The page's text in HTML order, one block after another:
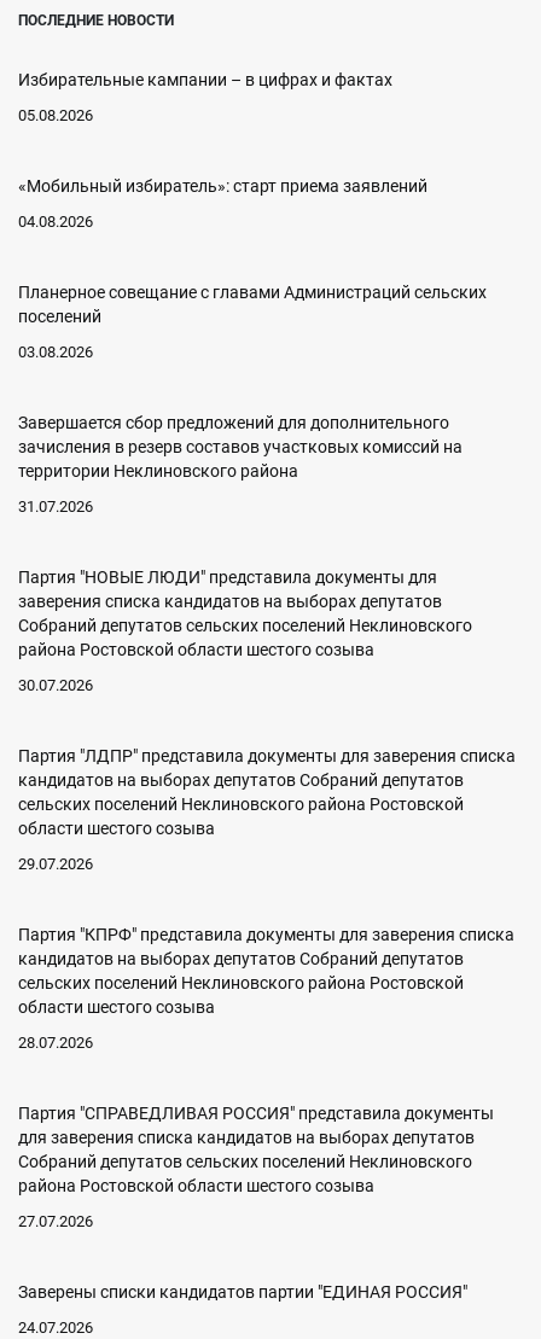
ПОСЛЕДНИЕ НОВОСТИ
Избирательные кампании – в цифрах и фактах
05.08.2026
«Мобильный избиратель»: старт приема заявлений
04.08.2026
Планерное совещание с главами Администраций сельских
поселений
03.08.2026
Завершается сбор предложений для дополнительного
зачисления в резерв составов участковых комиссий на
территории Неклиновского района
31.07.2026
Партия "НОВЫЕ ЛЮДИ" представила документы для
заверения списка кандидатов на выборах депутатов
Собраний депутатов сельских поселений Неклиновского
района Ростовской области шестого созыва
30.07.2026
Партия "ЛДПР" представила документы для заверения списка
кандидатов на выборах депутатов Собраний депутатов
сельских поселений Неклиновского района Ростовской
области шестого созыва
29.07.2026
Партия "КПРФ" представила документы для заверения списка
кандидатов на выборах депутатов Собраний депутатов
сельских поселений Неклиновского района Ростовской
области шестого созыва
28.07.2026
Партия "СПРАВЕДЛИВАЯ РОССИЯ" представила документы
для заверения списка кандидатов на выборах депутатов
Собраний депутатов сельских поселений Неклиновского
района Ростовской области шестого созыва
27.07.2026
Заверены списки кандидатов партии "ЕДИНАЯ РОССИЯ"
24.07.2026